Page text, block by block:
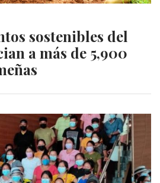
sostenibles del
a más de 5,900